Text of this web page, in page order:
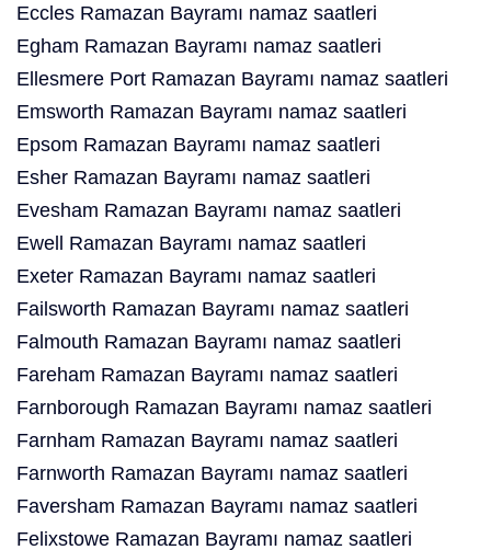
Eccles Ramazan Bayramı namaz saatleri
Egham Ramazan Bayramı namaz saatleri
Ellesmere Port Ramazan Bayramı namaz saatleri
Emsworth Ramazan Bayramı namaz saatleri
Epsom Ramazan Bayramı namaz saatleri
Esher Ramazan Bayramı namaz saatleri
Evesham Ramazan Bayramı namaz saatleri
Ewell Ramazan Bayramı namaz saatleri
Exeter Ramazan Bayramı namaz saatleri
Failsworth Ramazan Bayramı namaz saatleri
Falmouth Ramazan Bayramı namaz saatleri
Fareham Ramazan Bayramı namaz saatleri
Farnborough Ramazan Bayramı namaz saatleri
Farnham Ramazan Bayramı namaz saatleri
Farnworth Ramazan Bayramı namaz saatleri
Faversham Ramazan Bayramı namaz saatleri
Felixstowe Ramazan Bayramı namaz saatleri